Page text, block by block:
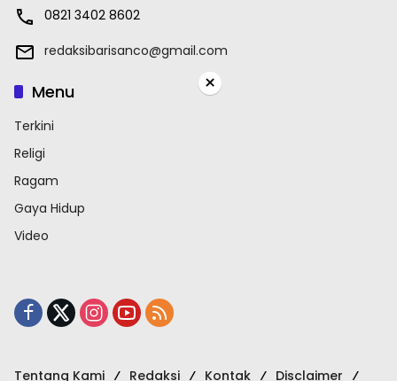
0821 3402 8602
redaksibarisanco@gmail.com
Menu
Terkini
Religi
Ragam
Gaya Hidup
Video
Tentang Kami Redaksi Kontak Disclaimer
×